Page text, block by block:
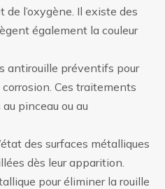
de l’oxygène. Il existe des
également la couleur
antirouille préventifs pour
Ces traitements
pinceau ou au
des surfaces métalliques
dès leur apparition.
pour éliminer la rouille